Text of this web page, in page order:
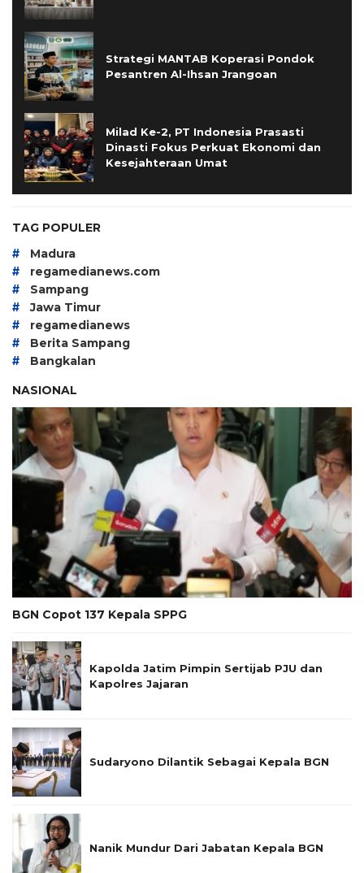
Strategi MANTAB Koperasi Pondok
Pesantren Al-Ihsan Jrangoan
Milad Ke-2, PT Indonesia Prasasti
Dinasti Fokus Perkuat Ekonomi dan
Kesejahteraan Umat
TAG POPULER
# Madura
# regamedianews.com
# Sampang
# Jawa Timur
# regamedianews
# Berita Sampang
#
Bangkalan
NASIONAL
BGN Copot 137 Kepala SPPG
Kapolda Jatim Pimpin Sertijab PJU dan
Kapolres Jajaran
Sudaryono Dilantik Sebagai Kepala BGN
Nanik Mundur Dari Jabatan Kepala BGN